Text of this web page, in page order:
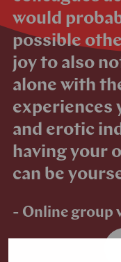
would
possible
joy to also
alone with
experiences
and erotic
having your
can be
- Online group